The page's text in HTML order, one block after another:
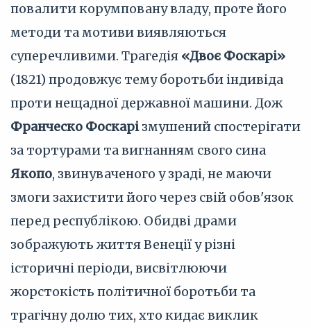
повалити корумповану владу, проте його
методи та мотиви виявляються
суперечливими. Трагедія «Двоє Фоскарі»
(1821) продовжує тему боротьби індивіда
проти нещадної державної машини. Дож
Франческо Фоскарізмушений спостерігати
за тортурами та вигнанням свого сина
Якопо, звинуваченого у зраді, не маючи
змоги захистити його через свій обов'язок
перед республікою. Обидві драми
зображують життя Венеції у різні
історичні періоди, висвітлюючи
жорстокість політичної боротьби та
трагічну долю тих, хто кидає виклик